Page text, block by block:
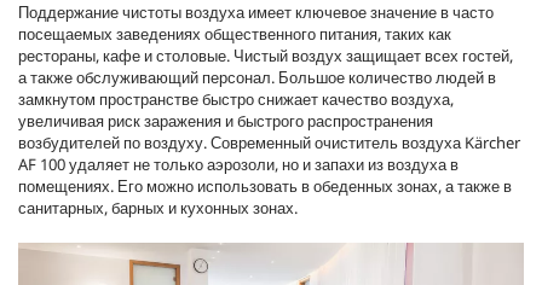
Поддержание чистоты воздуха имеет ключевое значение в часто
посещаемых заведениях общественного питания, таких как
рестораны, кафе и столовые. Чистый воздух защищает всех гостей,
а также обслуживающий персонал. Большое количество людей в
замкнутом пространстве быстро снижает качество воздуха,
увеличивая риск заражения и быстрого распространения
возбудителей по воздуху. Современный очиститель воздуха Kärcher
AF 100 удаляет не только аэрозоли, но и запахи из воздуха в
помещениях. Его можно использовать в обеденных зонах, а также в
санитарных, барных и кухонных зонах.